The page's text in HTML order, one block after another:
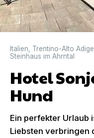
Italien Trentino-Alto
Steinhaus im Ahrntal
Hotel
Hund
Ein perfekter Urlaub
Liebsten verbringen